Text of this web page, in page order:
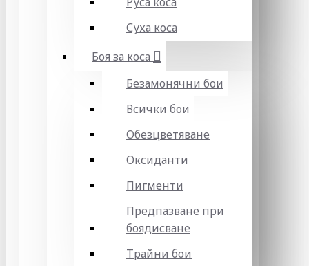
Суха коса
Боя за коса
Безамонячни бои
Всички бои
Обезцветяване
Оксиданти
Пигменти
Предпазване при
боядисване
Трайни бои